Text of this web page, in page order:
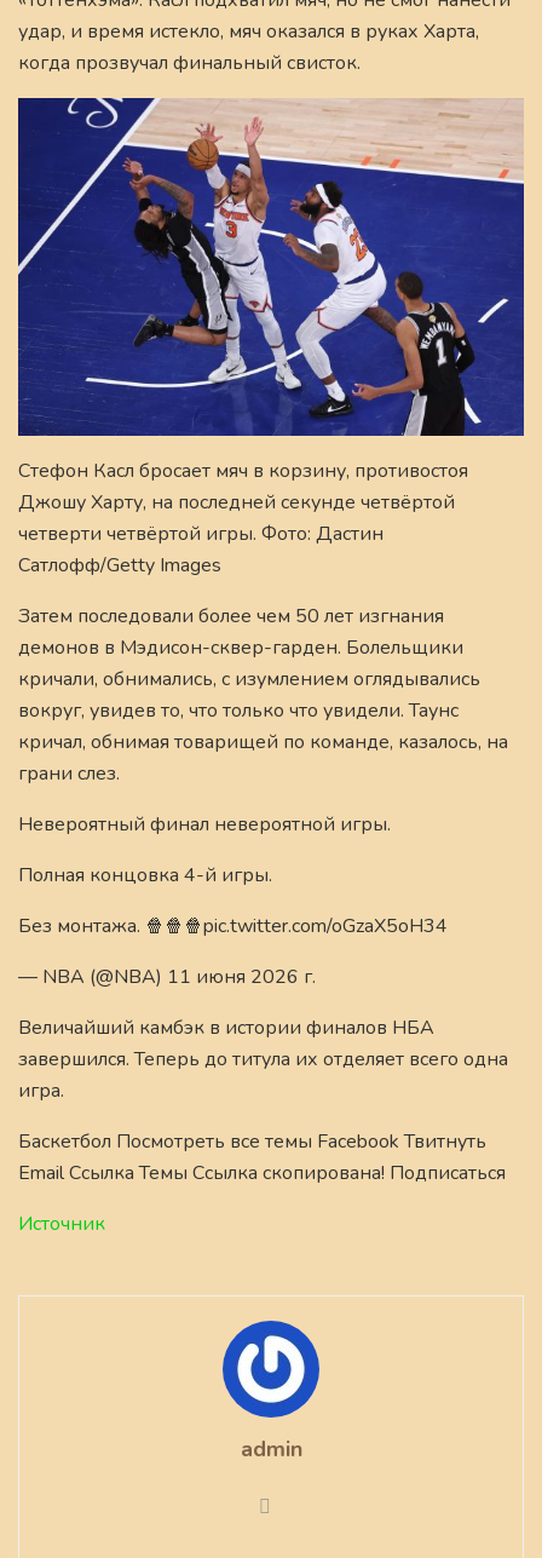
удар, и время истекло, мяч оказался в руках Харта,
когда прозвучал финальный свисток.
Стефон Касл бросает мяч в корзину, противостоя
Джошу Харту, на последней секунде четвёртой
четверти четвёртой игры. Фото: Дастин
Сатлофф/Getty Images
Затем последовали более чем 50 лет изгнания
демонов в Мэдисон-сквер-гарден. Болельщики
кричали, обнимались, с изумлением оглядывались
вокруг, увидев то, что только что увидели. Таунс
кричал, обнимая товарищей по команде, казалось, на
грани слез.
Невероятный финал невероятной игры.
Полная концовка 4-й игры.
Без монтажа. 🍿🍿🍿pic.twitter.com/oGzaX5oH34
— NBA (@NBA) 11 июня 2026 г.
Величайший камбэк в истории финалов НБА
завершился. Теперь до титула их отделяет всего одна
игра.
Баскетбол Посмотреть все темы Facebook Твитнуть
Email Ссылка Темы Ссылка скопирована! Подписаться
Источник
admin